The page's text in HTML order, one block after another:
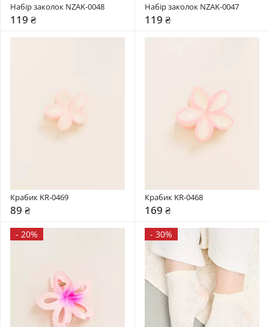
Набір заколок NZAK-0048
119 ₴
Набір заколок NZAK-0047
119 ₴
Крабик KR-0469
89 ₴
Крабик KR-0468
169 ₴
- 20% - 30%